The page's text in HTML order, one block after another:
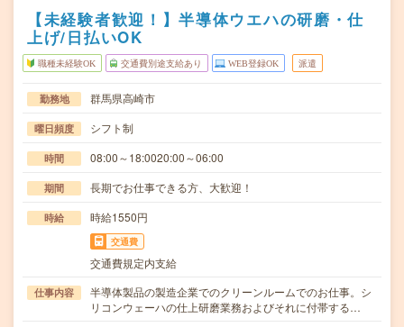
【未経験者歓迎！】半導体ウエハの研磨・仕
上げ/日払いOK
職種未経験OK 交通費別途支給あり WEB登録OK 派遣
勤務地 群馬県高崎市
曜日頻度 シフト制
時間 08:00～18:0020:00～06:00
期間 長期でお仕事できる方、大歓迎！
時給 時給1550円
交通費
交通費規定内支給
仕事内容
半導体製品の製造企業でのクリーンルームでのお仕事。シ
リコンウェーハの仕上研磨業務およびそれに付帯する…